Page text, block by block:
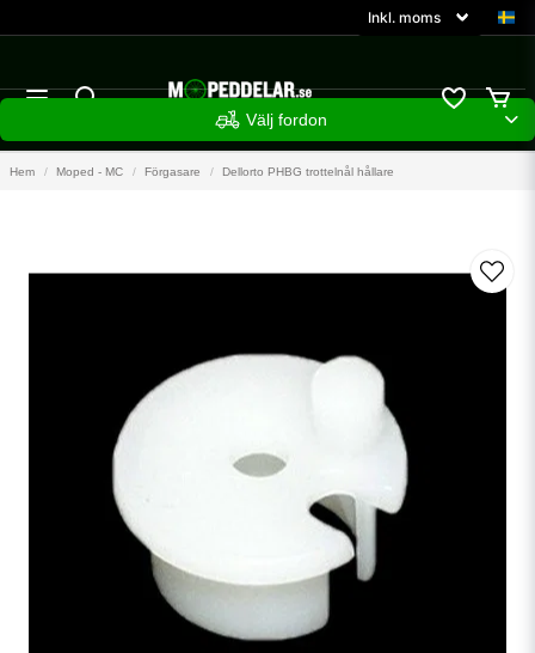
Välj fordon
Hem Moped - MC Förgasare Dellorto PHBG trottelnål hållare